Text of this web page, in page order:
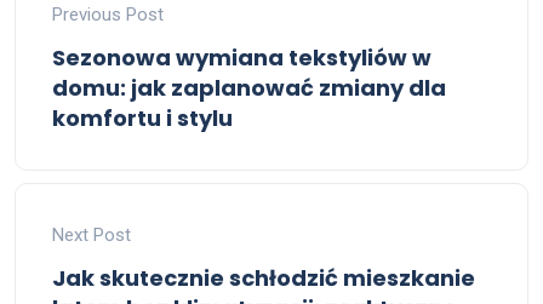
Previous Post
Sezonowa wymiana tekstyliów w
domu: jak zaplanować zmiany dla
komfortu i stylu
Next Post
Jak skutecznie schłodzić mieszkanie